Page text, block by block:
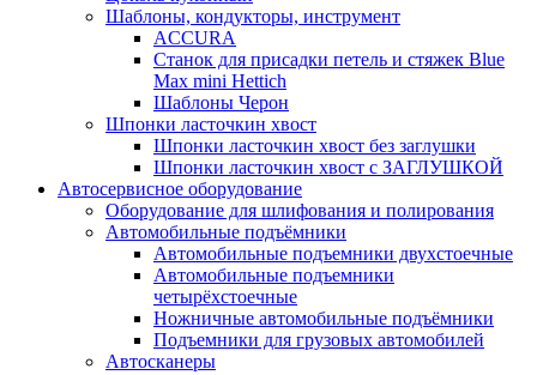
Шаблоны, кондукторы, инструмент
ACCURA
Станок для присадки петель и стяжек Blue
Max mini Hettich
Шаблоны Черон
Шпонки ласточкин хвост
Шпонки ласточкин хвост без заглушки
Шпонки ласточкин хвост с ЗАГЛУШКОЙ
Автосервисное оборудование
Оборудование для шлифования и полирования
Автомобильные подъёмники
Автомобильные подъемники двухстоечные
Автомобильные подъемники
четырёхстоечные
Ножничные автомобильные подъёмники
Подъемники для грузовых автомобилей
Автосканеры